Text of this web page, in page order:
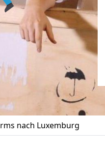
nach Luxemburg